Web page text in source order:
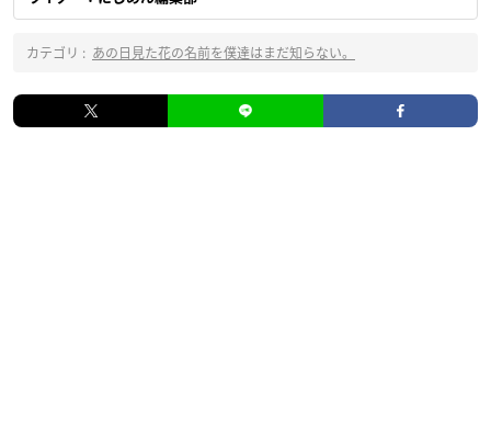
カテゴリ : あの日見た花の名前を僕達はまだ知らない。